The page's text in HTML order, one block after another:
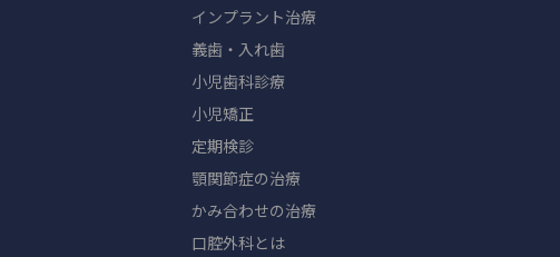
インプラント治療
義歯・入れ歯
小児歯科診療
小児矯正
定期検診
顎関節症の治療
かみ合わせの治療
口腔外科とは